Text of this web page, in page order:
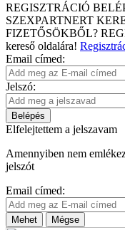
REGISZTRÁCIÓ
SZEXPARTNERT
FIZETŐSÖKBŐL?
kereső oldalára!
Email címed:
Jelszó:
Belépés
Elfelejtettem a jelszavam
Amennyiben nem
jelszót
Email címed:
Mehet Mégse